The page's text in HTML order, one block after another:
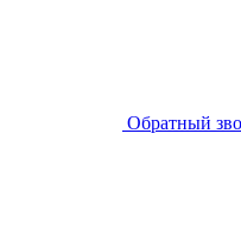
Обратный